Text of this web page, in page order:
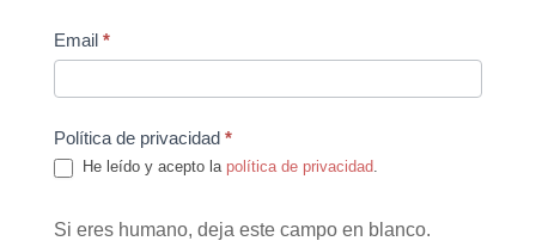
Email *
Política de privacidad *
He leído y acepto la política de privacidad
Si eres humano, deja este campo en blanco.